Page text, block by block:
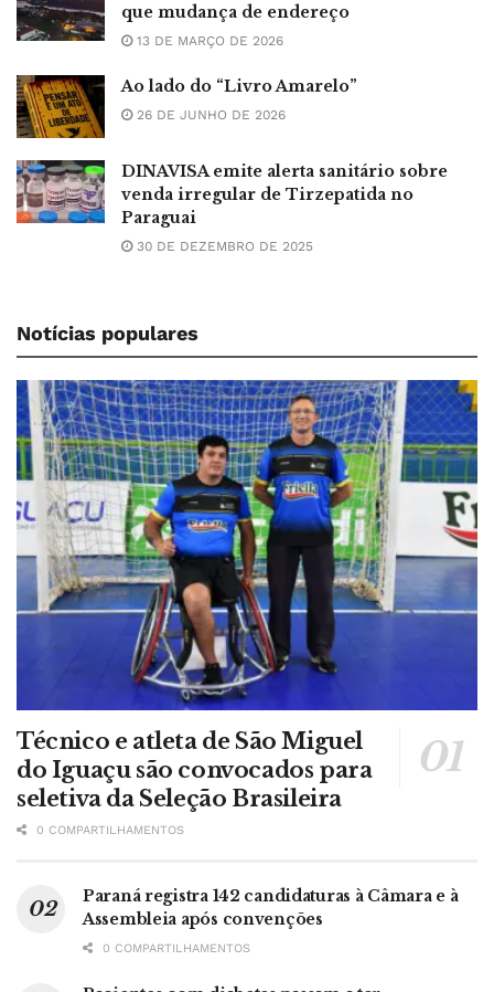
que mudança de endereço
13 DE MARÇO DE 2026
Ao lado do “Livro Amarelo”
26 DE JUNHO DE 2026
DINAVISA emite alerta sanitário sobre
venda irregular de Tirzepatida no
Paraguai
30 DE DEZEMBRO DE 2025
Notícias populares
Técnico e atleta de São Miguel
do Iguaçu são convocados para
seletiva da Seleção Brasileira
0 COMPARTILHAMENTOS
Paraná registra 142 candidaturas à Câmara e à
Assembleia após convenções
0 COMPARTILHAMENTOS